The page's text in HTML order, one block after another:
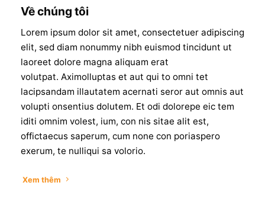
Về chúng tôi
Lorem ipsum dolor sit amet, consectetuer adipiscing
elit, sed diam nonummy nibh euismod tincidunt ut
laoreet dolore magna aliquam erat
volutpat. Aximolluptas et aut qui to omni tet
lacipsandam illautatem acernati seror aut omnis aut
volupti onsentius dolutem. Et odi dolorepe eic tem
iditi omnim volest, ium, con nis sitae alit est,
offictaecus saperum, cum none con poriaspero
exerum, te nulliqui sa volorio.
Xem thêm